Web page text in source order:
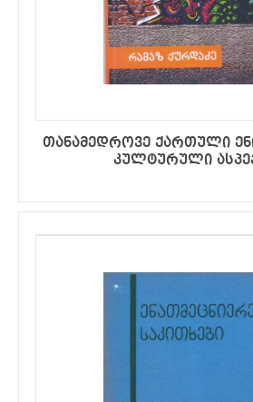
თანამედროვე ქართული
კულტურული